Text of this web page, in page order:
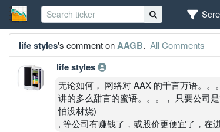
life styles's comment onAAGB. All Comments
life styles
无论如何， 网络对 AAX 的千言万语。。。
讲的多么甜言的蜜语。。。， 只要公司
怕没材烧)
, 等公司有赚钱了，或股价更便宜了，在